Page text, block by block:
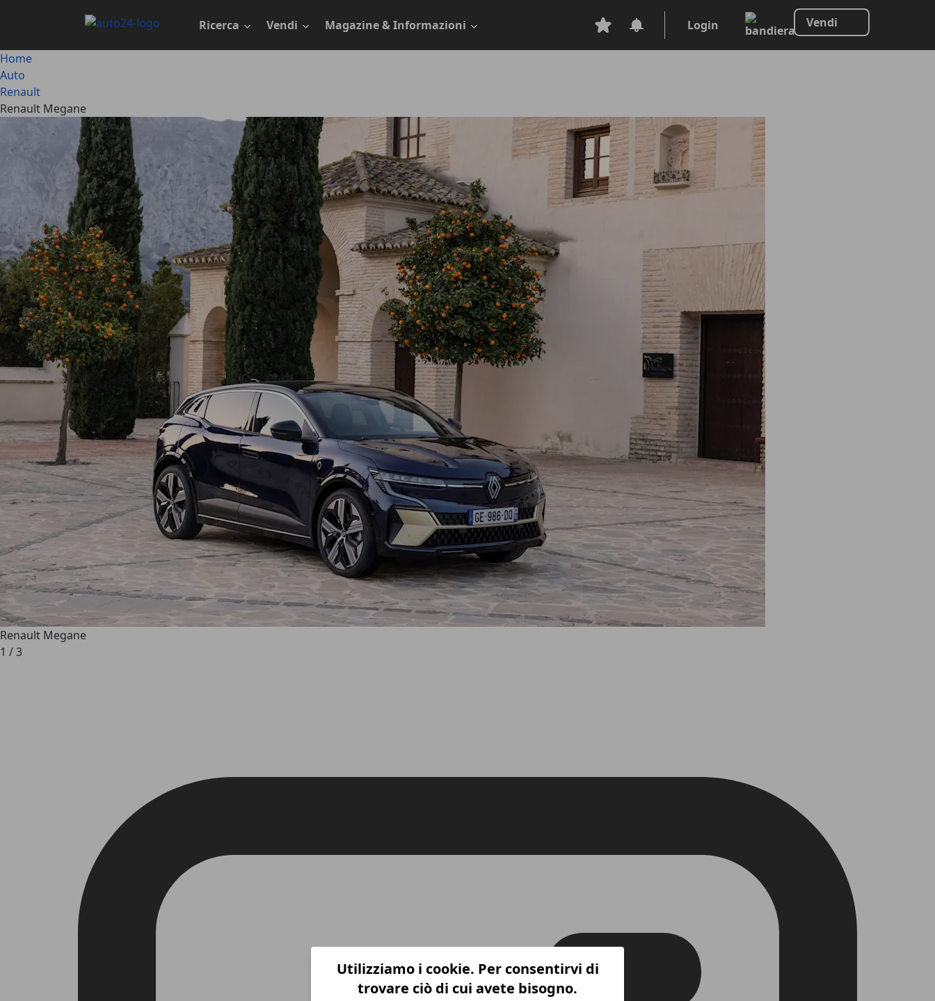
principale
Ricerca Vendi Magazine & Informazioni Login Vendi
Home
Auto
Renault
Renault Megane
Renault Megane
1 /3
Utilizziamo i cookie. Per consentirvi di
trovare ciò di cui avete bisogno.